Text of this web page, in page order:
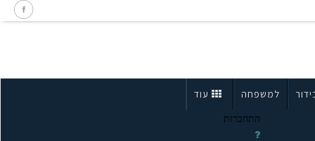
למשפחה עוד
התחברות